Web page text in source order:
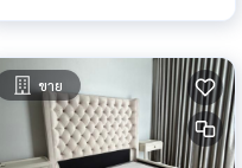
ขาย